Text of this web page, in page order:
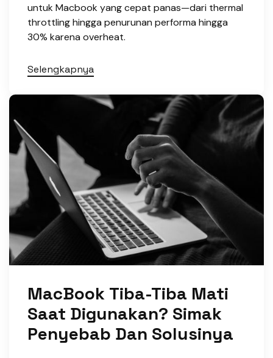
untuk Macbook yang cepat panas—dari thermal
throttling hingga penurunan performa hingga
30% karena overheat.
Selengkapnya
MacBook Tiba-Tiba Mati
Saat Digunakan? Simak
Penyebab Dan Solusinya